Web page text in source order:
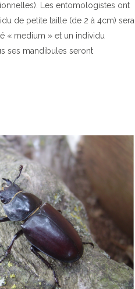
Les entomologistes ont
de petite taille (de 2 à 4cm) sera
« medium » et un individu
ses mandibules seront